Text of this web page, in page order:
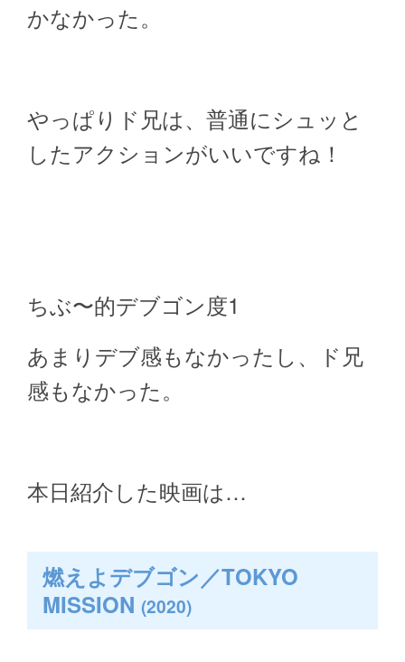
かなかった。
やっぱりド兄は、普通にシュッと
したアクションがいいですね！
ちぶ〜的デブゴン度1
あまりデブ感もなかったし、ド兄
感もなかった。
本日紹介した映画は…
燃えよデブゴン／TOKYO
MISSION (2020)